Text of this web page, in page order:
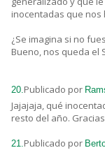
inocentadas que nos
¿Se imagina si no
Bueno, nos queda el
20.Publicado por
Jajajaja, qué
resto del año.
21.Publicado por